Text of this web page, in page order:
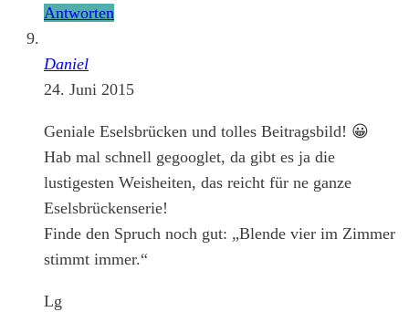
Antworten
Daniel
24. Juni 2015
Geniale Eselsbrücken und tolles Beitragsbild! 😀
Hab mal schnell gegooglet, da gibt es ja die
lustigesten Weisheiten, das reicht für ne ganze
Eselsbrückenserie!
Finde den Spruch noch gut: „Blende vier im Zimmer
stimmt immer.“
Lg